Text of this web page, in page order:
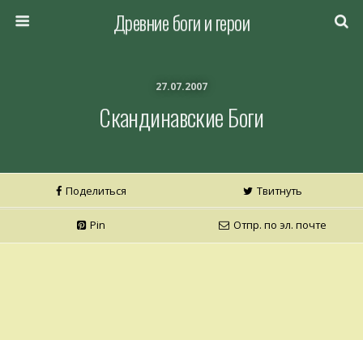
Древние боги и герои
27.07.2007
Скандинавские Боги
Поделиться Твитнуть
Pin Отпр. по эл. почте